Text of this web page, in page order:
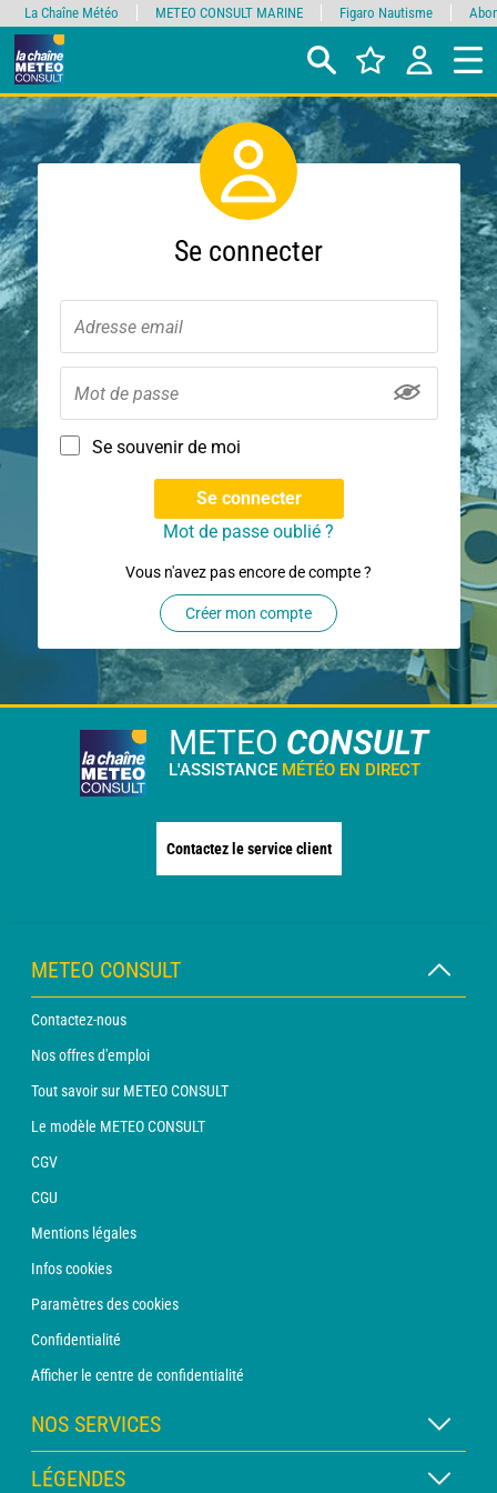
Se connecter
Se souvenir de moi
Se connecter
Mot de passe oublié ?
Vous n'avez pas encore de compte ?
Créer mon compte
METEO CONSULT
L'ASSISTANCE MÉTÉO EN DIRECT
Contactez le service client
METEO CONSULT
Contactez-nous
Nos offres d'emploi
Tout savoir sur METEO CONSULT
Le modèle METEO CONSULT
CGV
CGU
Mentions légales
Infos cookies
Paramètres des cookies
Confidentialité
Afficher le centre de confidentialité
NOS SERVICES
Abonnement METEO Xpert
LÉGENDES
La Chaîne Météo METEO CONSULT MARINE Figaro Nautisme